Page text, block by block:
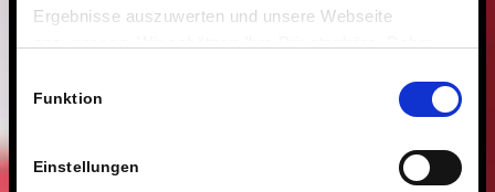
Ergebnisse auszuwerten und unsere Webseite
Technologien.
Funktion
Einstellungen